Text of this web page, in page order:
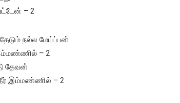
– 2
நல்ல மேய்ப்பன்
– 2
தேவன்
இம்மண்ணில் – 2